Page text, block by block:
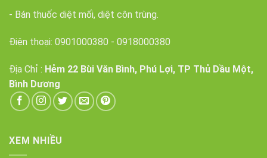
- Bán thuốc diệt mối, diệt côn trùng.
Điện thoại: 0901000380 - 0918000380
Địa Chỉ : Hẻm 22 Bùi Văn Bình, Phú Lợi, TP Thủ Dầu Một,
Bình Dương
XEM NHIỀU